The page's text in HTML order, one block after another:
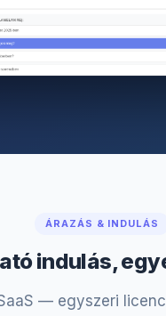
ÁRAZÁS & INDULÁS
indulás,
— egyszeri